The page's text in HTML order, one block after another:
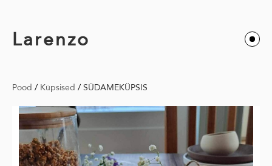
Larenzo
Pood / Küpsised / SÜDAMEKÜPSIS